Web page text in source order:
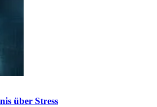
über Stress